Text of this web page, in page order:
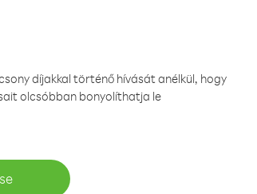
díjakkal történő hívását anélkül, hogy
olcsóbban bonyolíthatja le